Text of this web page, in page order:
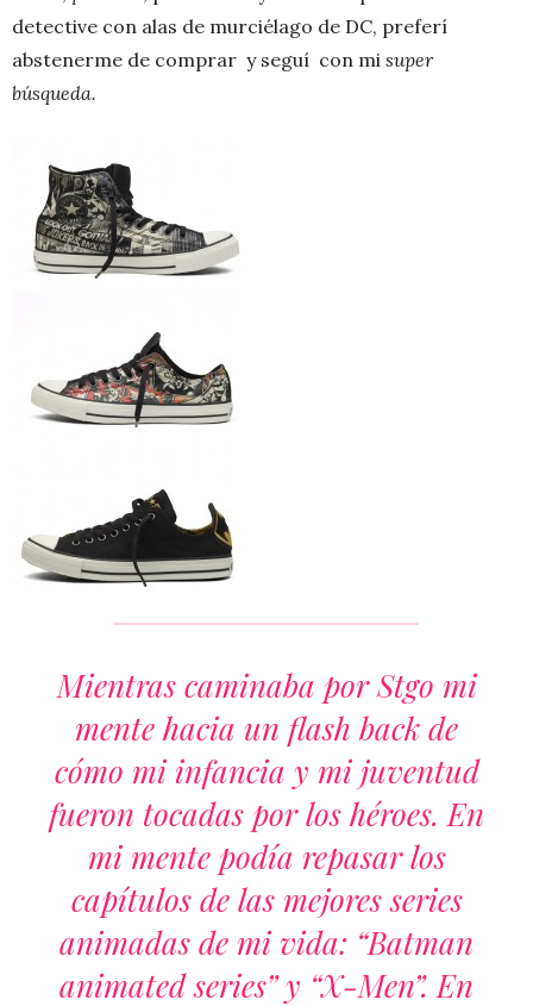
detective con alas de murciélago de DC, preferí
abstenerme de comprar y seguí con mi super
búsqueda.
Mientras caminaba por Stgo mi
mente hacia un flash back de
cómo mi infancia y mi juventud
fueron tocadas por los héroes. En
mi mente podía repasar los
capítulos de las mejores series
animadas de mi vida: “Batman
animated series” y “X-Men”. En